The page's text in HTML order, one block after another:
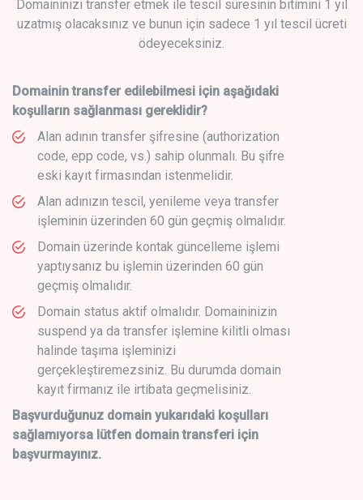
Domaininizi transfer etmek ile tescil süresinin bitimini 1 yıl
uzatmış olacaksınız ve bunun için sadece 1 yıl tescil ücreti
ödeyeceksiniz.
Domainin transfer edilebilmesi için aşağıdaki
koşulların sağlanması gereklidir?
Alan adının transfer şifresine (authorization
code, epp code, vs.) sahip olunmalı. Bu şifre
eski kayıt firmasından istenmelidir.
Alan adınızın tescil, yenileme veya transfer
işleminin üzerinden 60 gün geçmiş olmalıdır.
Domain üzerinde kontak güncelleme işlemi
yaptıysanız bu işlemin üzerinden 60 gün
geçmiş olmalıdır.
Domain status aktif olmalıdır. Domaininizin
suspend ya da transfer işlemine kilitli olması
halinde taşıma işleminizi
gerçekleştiremezsiniz. Bu durumda domain
kayıt firmanız ile irtibata geçmelisiniz.
Başvurduğunuz domain yukarıdaki koşulları
sağlamıyorsa lütfen domain transferi için
başvurmayınız.